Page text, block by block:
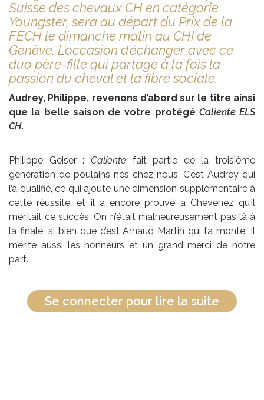
Suisse des chevaux CH en catégorie
Youngster, sera au départ du Prix de la
FECH le dimanche matin au CHI de
Genève. L’occasion d’échanger avec ce
duo père-fille qui partage à la fois la
passion du cheval et la fibre sociale.
Audrey, Philippe, revenons d’abord sur le titre ainsi
que la belle saison de votre protégé Caliente ELS
CH.
Philippe Geiser : Caliente fait partie de la troisième
génération de poulains nés chez nous. C’est Audrey qui
l’a qualifié, ce qui ajoute une dimension supplémentaire à
cette réussite, et il a encore prouvé à Chevenez qu’il
méritait ce succès. On n’était malheureusement pas là à
la finale, si bien que c’est Arnaud Martin qui l’a monté. Il
mérite aussi les honneurs et un grand merci de notre
part.
Se connecter pour lire la suite